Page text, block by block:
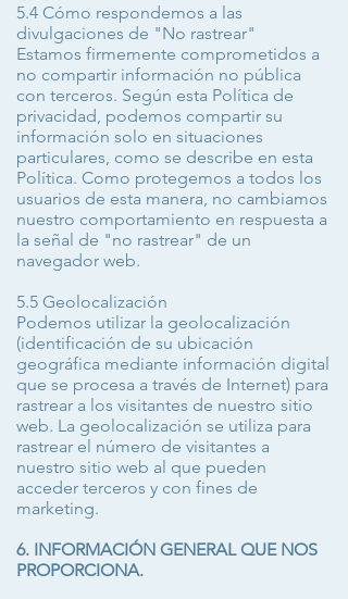
5.4 Cómo respondemos a las
divulgaciones de "No rastrear"
Estamos firmemente comprometidos a
no compartir información no pública
con terceros. Según esta Política de
privacidad, podemos compartir su
información solo en situaciones
particulares, como se describe en esta
Política. Como protegemos a todos los
usuarios de esta manera, no cambiamos
nuestro comportamiento en respuesta a
la señal de "no rastrear" de un
navegador web.
5.5 Geolocalización
Podemos utilizar la geolocalización
(identificación de su ubicación
geográfica mediante información digital
que se procesa a través de Internet) para
rastrear a los visitantes de nuestro sitio
web. La geolocalización se utiliza para
rastrear el número de visitantes a
nuestro sitio web al que pueden
acceder terceros y con fines de
marketing.
6. INFORMACIÓN GENERAL QUE NOS
PROPORCIONA.